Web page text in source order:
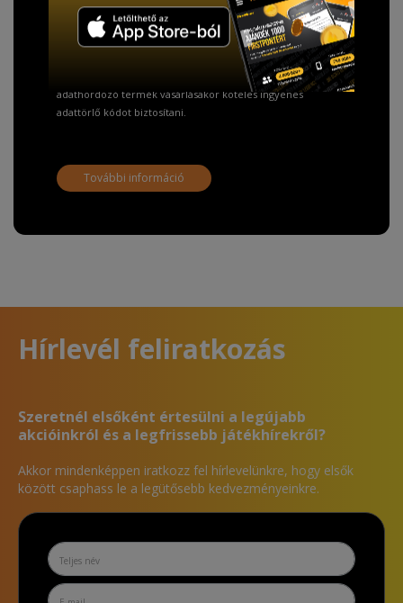
Fizetésnél kérje az ingyenes adattörlő kódot
adatainak biztonsága érdekében!
A Kormány döntése alapján a kereskedő minden tartós
adathordozó termék vásárlásakor köteles ingyenes
adattörlő kódot biztosítani.
További információ
Hírlevél feliratkozás
Szeretnél elsőként értesülni a legújabb
akcióinkról és a legfrissebb játékhírekről?
Akkor mindenképpen iratkozz fel hírlevelünkre, hogy elsők
között csaphass le a legütősebb kedvezményeinkre.